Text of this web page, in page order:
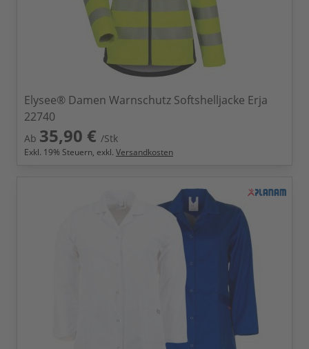
Elysee® Damen Warnschutz Softshelljacke Erja
22740
Ab 35,90 € /Stk
Exkl. 19% Steuern, exkl. Versandkosten